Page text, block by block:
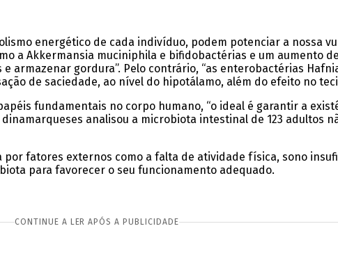
energético de cada indivíduo, podem potenciar a nossa
a Akkermansia muciniphila e bifidobactérias e um
gordura”. Pelo contrário, “as enterobactérias
de saciedade, ao nível do hipotálamo, além do efeito no
fundamentais no corpo humano, “o ideal é garantir a
analisou a microbiota intestinal de 123 adultos
fatores externos como a falta de atividade física, sono
para favorecer o seu funcionamento adequado.
CONTINUE A LER APÓS A PUBLICIDADE